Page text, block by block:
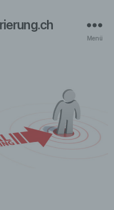
Menü